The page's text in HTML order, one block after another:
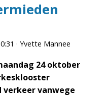
· Yvette Mannee
24 oktober
vanwege